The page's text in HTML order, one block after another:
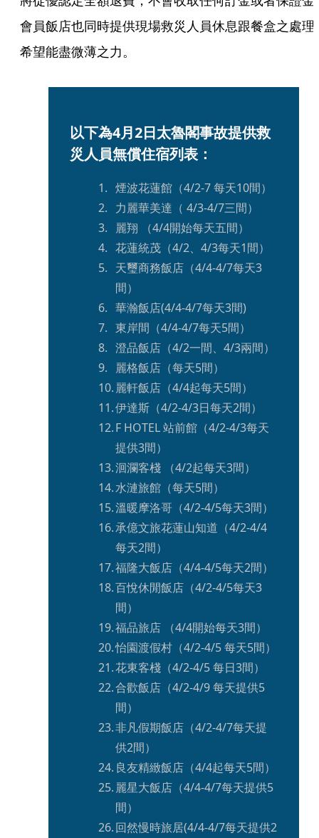
會員飯店也同時提供現場救災人員休息跟餐盒之處理
希望能盡微薄之力。
以下為4月2日太魯閣事故提供救
災人員無償住宿列表：
煙波花蓮館（4/2-7 每天10間）
力麗華美達（ 4/3-4/7三間）
麗翔 （4/4開始每天五間）
花蓮統茂（4/2、4/3每天1間）
天璽商務飯店（4/4-4/7每天3
間）
華瀚飯店(4/4-4/7每天3間)
東岸間（4/4-4/7每天5間）
澄品飯店（4/2一間、4/3兩間）
麗格飯店（每天5間）
麗軒飯店（4/4起每天5間）
伊達斯（4/2-4/3日每天2間）
F HOTEL 站前館（4/2-4/3每天
提供3間）
洄瀾客棧 （4/2起每天3間）
水漣旅館（每天5間）
溫暖摩洛哥（4/2-4/5每天3間）
承億文旅花蓮山知道（4/2-4/4
每天2間）
福隆大飯店（4/4-4/5每天2間）
百悅休閒飯店（4/2-4/5每天3
間）
福品旅店 （4/4開始每天3間）
怡園渡假村（4/2-4/5 每天5間）
花東客棧（4/2-4/5 每日3間）
合歡飯店（4/2-4/9 每天提供5
間）
非凡假期飯店（4/2-4/7每天提
供2間）
良友精緻飯店（4/4起每天5間）
麗星大飯店（4/4-4/7每天提供5
間）
回然慢時旅居(4/4-4/7每天提供2